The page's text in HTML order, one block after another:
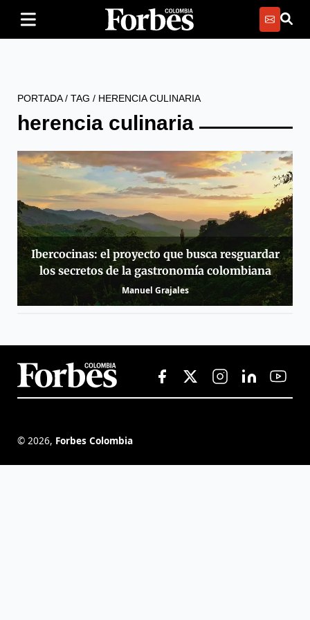
PORTADA/ TAG / HERENCIA CULINARIA
herencia culinaria
Ibercocinas: el proyecto que busca resguardar
los secretos de la gastronomía colombiana
Manuel Grajales
© 2026, Forbes Colombia